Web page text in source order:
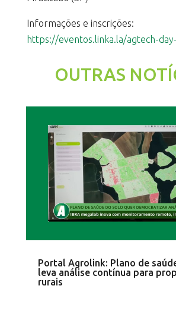
Informações e inscrições:
https://eventos.linka.la/agtech-
OUTRAS
Portal Agrolink: Plano de
leva análise contínua para
rurais